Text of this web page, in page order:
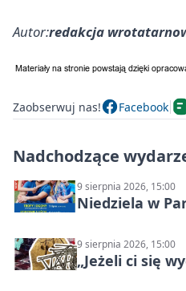
Autor:redakcja
Zaobserwuj nas! Facebook
Nadchodzące
9 sierpnia 2026, 15:00
Niedziela w
9 sierpnia 2026, 15:00
„Jeżeli ci się